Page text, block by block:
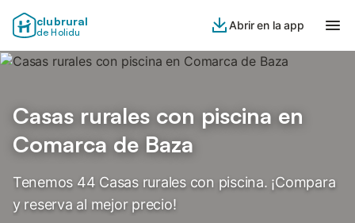
clubrural
de Holidu
Abrir en la app
Casas rurales con piscina en
Comarca de Baza
Tenemos 44 Casas rurales con piscina. ¡Compara
y reserva al mejor precio!